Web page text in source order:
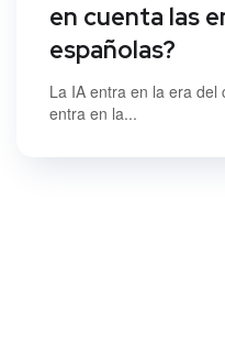
en cuenta las
españolas?
La IA entra en la era
entra en la...